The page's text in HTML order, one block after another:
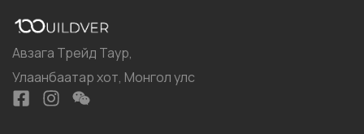
Авзага Трейд Таур,
Улаанбаатар хот, Монгол улс